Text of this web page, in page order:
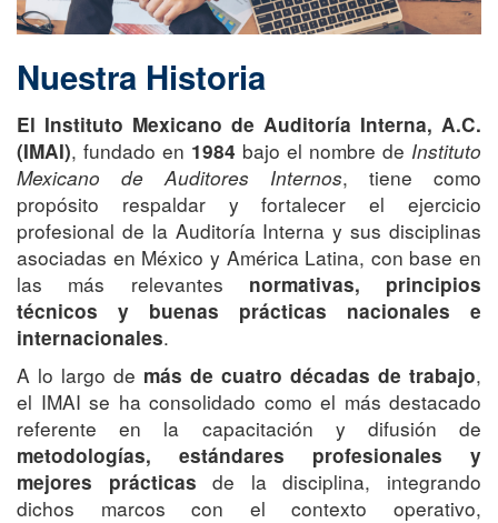
Nuestra Historia
El Instituto Mexicano de Auditoría Interna, A.C.
(IMAI), fundado en 1984 bajo el nombre de Instituto
Mexicano de Auditores Internos, tiene como
propósito respaldar y fortalecer el ejercicio
profesional de la Auditoría Interna y sus disciplinas
asociadas en México y América Latina, con base en
las más relevantes normativas, principios
técnicos y buenas prácticas nacionales e
internacionales.
A lo largo de más de cuatro décadas de trabajo,
el IMAI se ha consolidado como el más destacado
referente en la capacitación y difusión de
metodologías, estándares profesionales y
mejores prácticas de la disciplina, integrando
dichos marcos con el contexto operativo,